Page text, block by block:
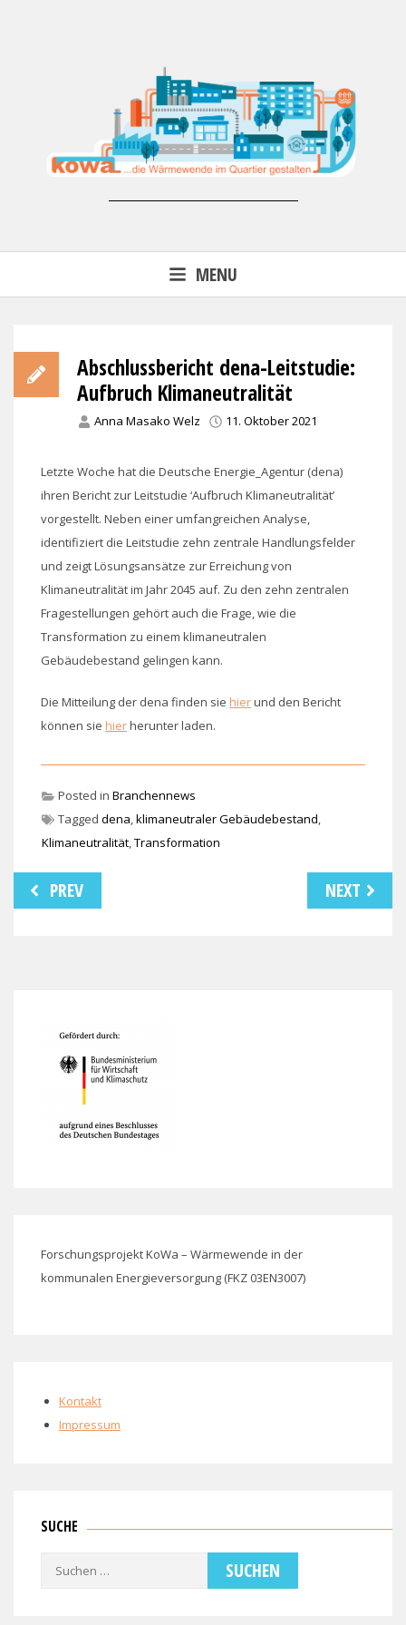
Wärmewende in der kommunalen
MENU
Abschlussbericht dena-Leitstudie:
Aufbruch Klimaneutralität
Anna Masako Welz 11. Oktober 2021
Letzte Woche hat die Deutsche Energie_Agentur (dena)
ihren Bericht zur Leitstudie ‘Aufbruch Klimaneutralität’
vorgestellt. Neben einer umfangreichen Analyse,
identifiziert die Leitstudie zehn zentrale Handlungsfelder
und zeigt Lösungsansätze zur Erreichung von
Klimaneutralität im Jahr 2045 auf. Zu den zehn zentralen
Fragestellungen gehört auch die Frage, wie die
Transformation zu einem klimaneutralen
Gebäudebestand gelingen kann.
Die Mitteilung der dena finden sie hierund den Bericht
können sie hierherunter laden.
Posted in Branchennews
Tagged dena,klimaneutraler Gebäudebestand,
Klimaneutralität,Transformation
Beitragsnavigation
PREV NEXT
Forschungsprojekt KoWa – Wärmewende in der
kommunalen Energieversorgung (FKZ 03EN3007)
Kontakt
Impressum
SUCHE
Suchen